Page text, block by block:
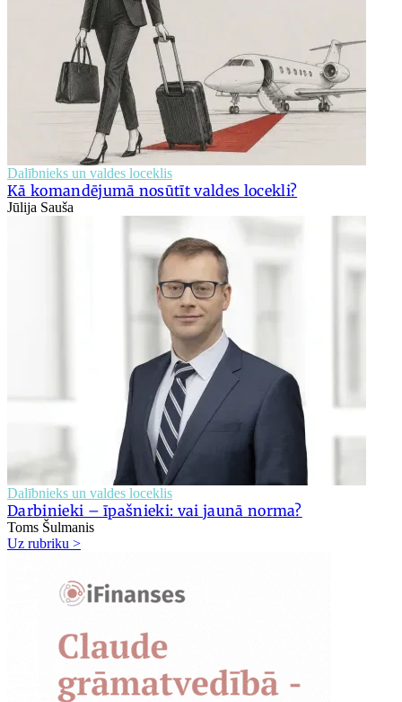
Dalībnieks un valdes loceklis
Kā komandējumā nosūtīt valdes locekli?
Jūlija Sauša
Dalībnieks un valdes loceklis
Darbinieki – īpašnieki: vai jaunā norma?
Toms Šulmanis
Uz rubriku >